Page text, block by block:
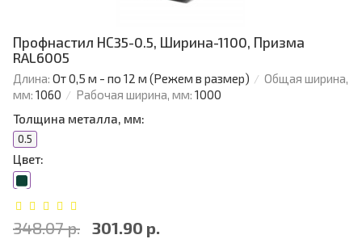
Профнастил НС35-0.5, Ширина-1100, Призма
RAL6005
Длина: От 0,5 м - по 12 м (Режем в размер)
Общая ширина,
мм: 1060 Рабочая ширина, мм: 1000
Толщина металла, мм:
0.5
Цвет:
348.07 р. 301.90 р.